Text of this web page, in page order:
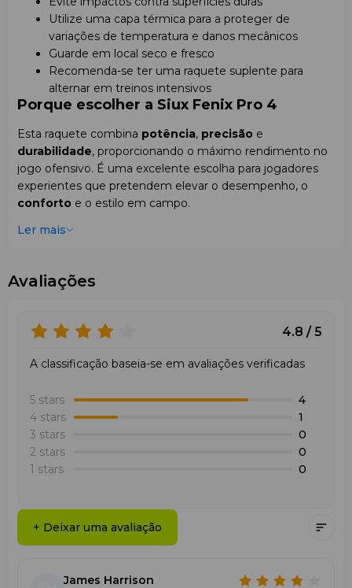
Utilize uma capa térmica para a proteger de
variações de temperatura e danos mecânicos
Guarde em local seco e fresco
Recomenda-se ter uma raquete suplente para
alternar em treinos intensivos
Porque escolher a Siux Fenix Pro 4
Esta raquete combina potência, precisão e
durabilidade, proporcionando o máximo rendimento no
jogo ofensivo. É uma excelente escolha para jogadores
experientes que pretendem elevar o desempenho, o
conforto e o estilo em campo.
Ler mais
Avaliações
+ Deixar uma avaliação
James Harrison
4.8 / 5
A classificação baseia-se em avaliações verificadas
5 stars
4
4 stars
1
3 stars
0
2 stars
0
1 stars
0